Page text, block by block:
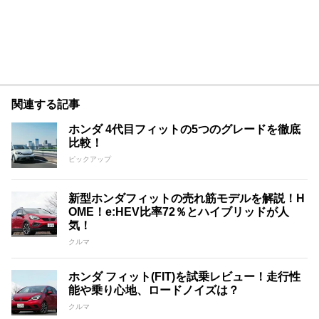
関連する記事
ホンダ 4代目フィットの5つのグレードを徹底
比較！
ピックアップ
新型ホンダフィットの売れ筋モデルを解説！H
OME！e:HEV比率72％とハイブリッドが人
気！
クルマ
ホンダ フィット(FIT)を試乗レビュー！走行性
能や乗り心地、ロードノイズは？
クルマ